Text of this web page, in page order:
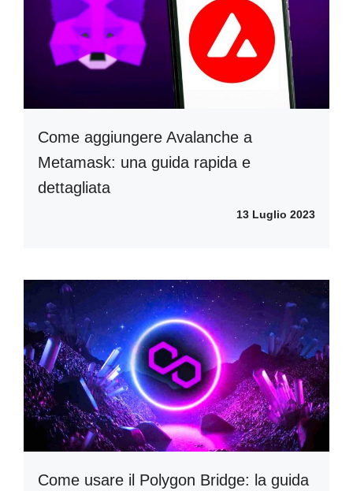
Come aggiungere Avalanche a
Metamask: una guida rapida e
dettagliata
13 Luglio 2023
Come usare il Polygon Bridge: la guida